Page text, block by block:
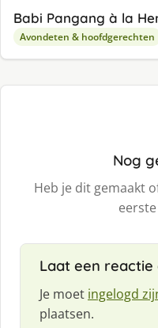
Babi Pangang à la
Avondeten & hoofdgerechten
Nog
Heb je dit gemaakt
Laat een
Je moet ingelogd
plaatsen.